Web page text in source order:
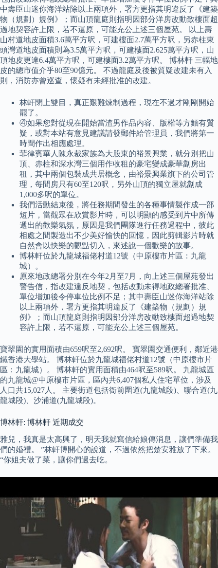
中壽臣山迷你海洋站除以上兩項外，署方更指其明違反了《建築
物（規劃）規例》；而山頂龍庭則指明因部分洋房改動致樓面超
過地契容許上限，若不還原，可能充公上述三個屋苑。 以上壽
山村道地皮面積3.6萬平方呎，可建樓面2.7萬平方呎，另赤柱東
頭灣道地皮面積則為3.5萬平方呎，可建樓面2.625萬平方呎，山
頂地皮更達6.4萬平方呎，可建樓面3.2萬平方呎。 博林軒 三幅地
皮的總市值介乎80至90億元。 不過龍庭及後被質疑改建未有入
則，消防亦曾巡查，懷疑有未經批准的改建。
林軒閉上雙目，真正艱難煉制過程，現在不過才剛剛開始
罷了。
④如果您對從現在開始當渣男作品内容、版權等方麵有質
疑，或對本站有意見建議請發郵件給管理員，我們將第一
時間作出相應處理。
菲律賓華人陳永裁家族為大股東的裕景興業，就分別把山
頂、赤柱和深水灣三個用作收租的豪宅變成豪華劏房出
租，其中兩個包裝成共居概念，由裕景興業旗下的公司管
理，每間房只有60至120呎，另外山頂的獨立屋就劏成
1,000多呎的單位。
我們活動結束後，將任務期間發生的各種事情製作成一部
短片，當觀眾在欣賞影片時，可以明顯的感受到片中所傳
遞出的歡樂氣氛，原因是我們團隊進行任務過程中，彼此
相處之間製造出不少美好愉快的回憶，因此剪輯影片時就
自然會以快樂的觀點切入，來述說一個歡樂的故事。
博林軒位於九龍城福佬村道12號（中原樓市片區：九龍
城）。
原來地政總署分別在今年2月至7月，向上述三個屋苑發出
警告信，指改建違反地契，包括改動未得地政總署批准、
單位增加後令停車位比例不足；其中壽臣山迷你海洋站除
以上兩項外，署方更指其明違反了《建築物（規劃）規
例》；而山頂龍庭則指明因部分洋房改動致樓面超過地契
容許上限，若不還原，可能充公上述三個屋苑。
寶翠園的實用面積由659呎至2,692呎。 寶翠園交通便利，鄰近港
鐵香港大學站。 博林軒位於九龍城福佬村道12號（中原樓市片
區：九龍城）。 博林軒的實用面積由464呎至589呎。 九龍城區
的九龍城@中原樓市片區，區內共6,407個私人住宅單位，涉及
人口共15,027人。 主要街道包括衙前圍道(九龍城段)、聯合道(九
龍城段)、沙浦道(九龍城段)。
博林軒: 博林軒 近期成交
雅兒，我真是太高興了，明天我就寫信給娘傳消息，讓們準備我
們的婚禮。 ”林軒博開心的說道，不過依然把楚安雅放了下來。
“你姐夫做了菜，讓你們過去吃。